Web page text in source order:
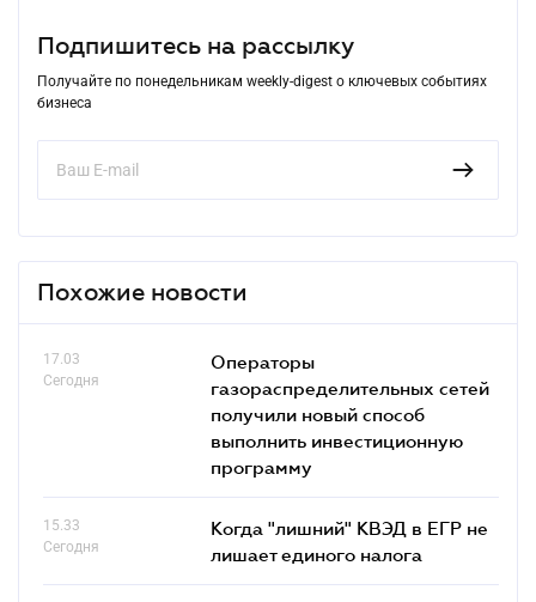
Подпишитесь на рассылку
Получайте по понедельникам weekly-digest о ключевых событиях
бизнеса
Похожие новости
17.03
Сегодня
Операторы
газораспределительных сетей
получили новый способ
выполнить инвестиционную
программу
15.33
Сегодня
Когда "лишний" КВЭД в ЕГР не
лишает единого налога